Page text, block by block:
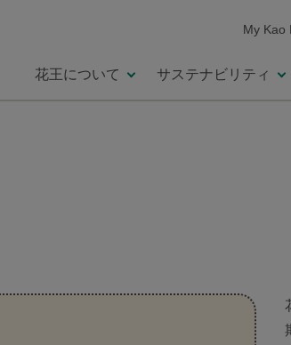
My Kao
花王について サステナビリティ